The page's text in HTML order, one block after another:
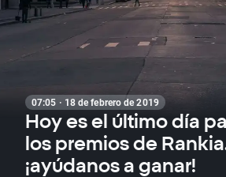
07:05 · 18 de febrero de 2019
Hoy es el último día
los premios de
¡ayúdanos a ganar!